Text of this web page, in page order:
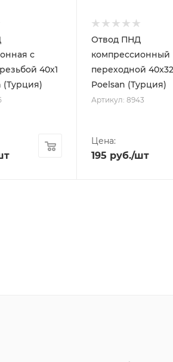
с
40х1
(Турция)
Отвод ПНД
компрессионный
переходной 40x32
Poelsan (Турция)
Артикул: 8943
Цена:
195 руб./шт